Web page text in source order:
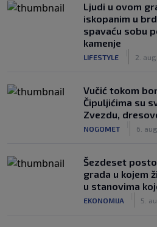
Ljudi u ovom
iskopanim u
spavaću sobu
kamenje
LIFESTYLE 2. aug.
Vučić tokom
Čipuljićima su
Zvezdu,
NOGOMET 6. aug.
Šezdeset
grada u kojem
u stanovima
EKONOMIJA 5.